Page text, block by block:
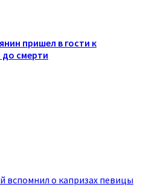
пришел в гости к
до смерти
вспомнил о капризах певицы